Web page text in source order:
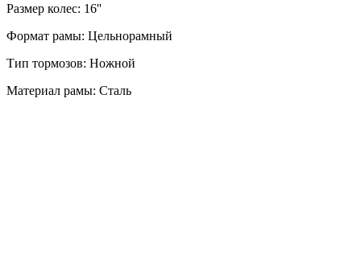
Размер колес: 16''
Формат рамы: Цельнорамный
Тип тормозов: Ножной
Материал рамы: Сталь